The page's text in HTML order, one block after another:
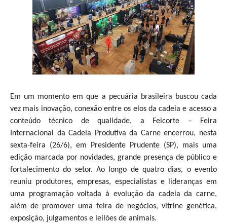
Em um momento em que a pecuária brasileira buscou cada
vez mais inovação, conexão entre os elos da cadeia e acesso a
conteúdo técnico de qualidade, a Feicorte – Feira
Internacional da Cadeia Produtiva da Carne encerrou, nesta
sexta-feira (26/6), em Presidente Prudente (SP), mais uma
edição marcada por novidades, grande presença de público e
fortalecimento do setor. Ao longo de quatro dias, o evento
reuniu produtores, empresas, especialistas e lideranças em
uma programação voltada à evolução da cadeia da carne,
além de promover uma feira de negócios, vitrine genética,
exposição, julgamentos e leilões de animais.